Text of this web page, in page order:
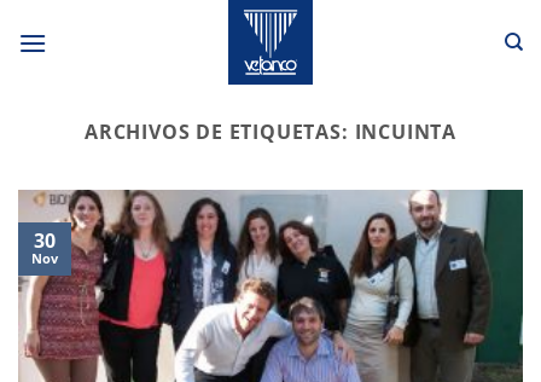
ARCHIVOS DE ETIQUETAS: INCUINTA
30
Nov